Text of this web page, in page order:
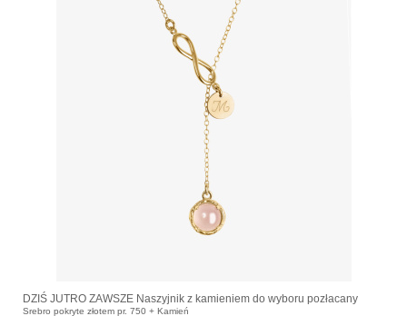
DZIŚ JUTRO ZAWSZE Naszyjnik z kamieniem do wyboru pozłacany
Srebro pokryte złotem pr. 750 + Kamień